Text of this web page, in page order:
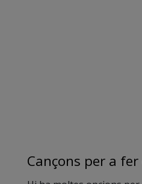
Cançons per a